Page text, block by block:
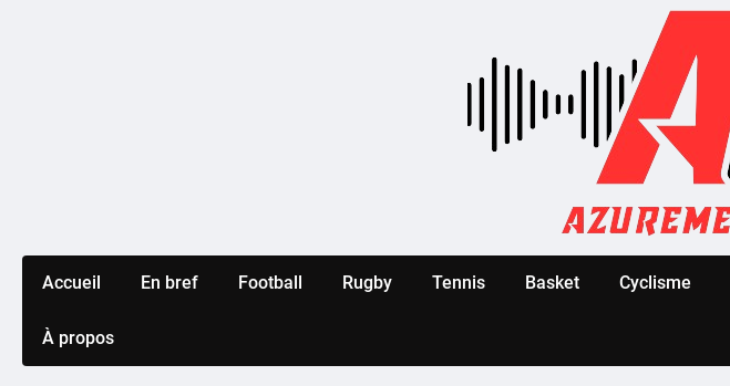
Accueil En bref Football Rugby Tennis Basket Cyclisme
À propos